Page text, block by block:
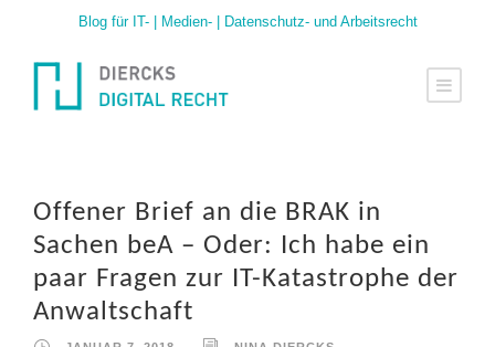
Blog für IT- | Medien- | Datenschutz- und Arbeitsrecht
Offener Brief an die BRAK in
Sachen beA – Oder: Ich habe ein
paar Fragen zur IT-Katastrophe der
Anwaltschaft